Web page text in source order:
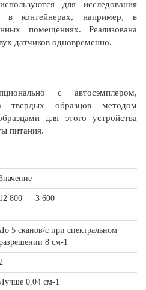
для исследования
в контейнерах, например, в
помещениях. Реализована
датчиков одновременно.
с автосэмплером,
твердых образцов методом
для этого устройства
питания.
12 800 — 3 600
5 сканов/с при спектральном
8 см-1
0,04 см-1